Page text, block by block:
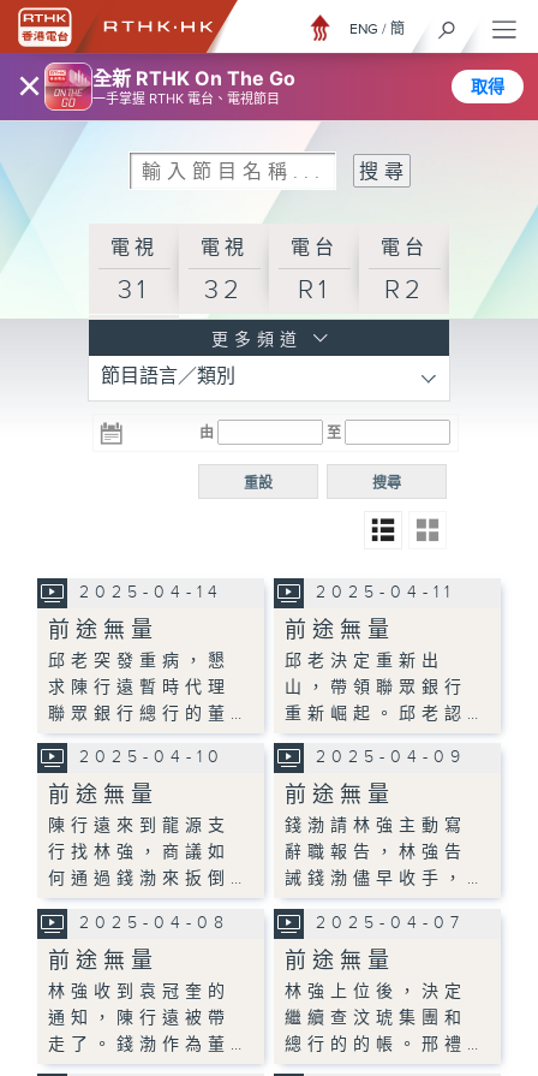
× 全新 RTHK On The Go
一手掌握 RTHK 電台、電視節目
取得
ENG / 簡
電視
31
電視
32
電台
R1
電台
R2
R3
電台 電台
R5
電台
普通
更多頻道
節目語言／類別
由 至
搜尋
重設
2025-04-14
前途無量
邱老突發重病，懇
求陳行遠暫時代理
聯眾銀行總行的董…
2025-04-11
前途無量
邱老決定重新出
山，帶領聯眾銀行
重新崛起。邱老認…
2025-04-10
前途無量
陳行遠來到龍源支
行找林強，商議如
何通過錢渤來扳倒…
2025-04-09
前途無量
錢渤請林強主動寫
辭職報告，林強告
誡錢渤儘早收手，…
2025-04-08
前途無量
林強收到袁冠奎的
通知，陳行遠被帶
走了。錢渤作為董…
2025-04-07
前途無量
林強上位後，決定
繼續查汶琥集團和
總行的的帳。邢禮…